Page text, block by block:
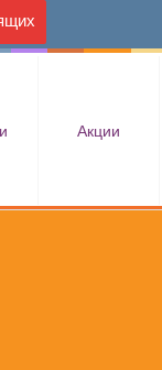
Акции